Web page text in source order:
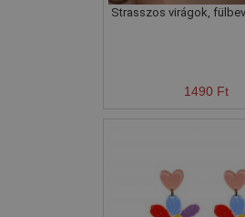
Strasszos virágok,
1490 Ft